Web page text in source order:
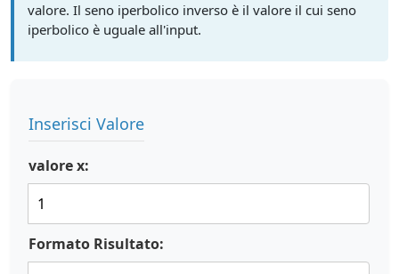
valore. Il seno iperbolico inverso è il valore il cui seno
iperbolico è uguale all'input.
Inserisci Valore
valore x:
Formato Risultato: